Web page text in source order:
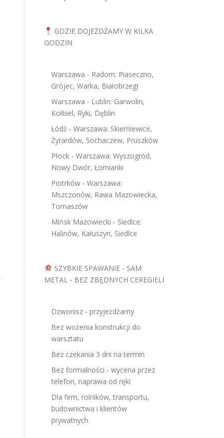
GDZIE DOJEŻDŻAMY W KILKA
GODZIN
Warszawa - Radom: Piaseczno,
Grójec, Warka, Białobrzegi
Warszawa - Lublin: Garwolin,
Kołbiel, Ryki, Dęblin
Łódź - Warszawa: Skierniewice,
Żyrardów, Sochaczew, Pruszków
Płock - Warszawa: Wyszogród,
Nowy Dwór, Łomianki
Piotrków - Warszawa:
Mszczonów, Rawa Mazowiecka,
Tomaszów
Mińsk Mazowiecki - Siedlce:
Halinów, Kałuszyn, Siedlce
SZYBKIE SPAWANIE - SAM
METAL - BEZ ZBĘDNYCH CEREGIELI
Dzwonisz - przyjeżdżamy
Bez wożenia konstrukcji do
warsztatu
Bez czekania 3 dni na termin
Bez formalności - wycena przez
telefon, naprawa od ręki
Dla firm, rolników, transportu,
budownictwa i klientów
prywatnych